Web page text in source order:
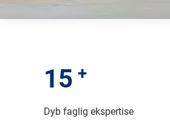
15 +
Dyb faglig ekspertise